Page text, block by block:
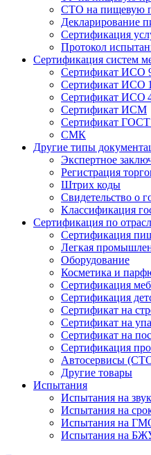
СТО на пищевую
Декларирование
Сертификация
Протокол
Сертификация систем
Сертификат ИСО
Сертификат ИСО
Сертификат ИСО
Сертификат ИСМ
Сертификат ГОСТ
СМК
Другие типы
Экспертное
Регистрация
Штрих коды
Свидетельство о
Классификация
Сертификация по
Сертификация
Легкая
Оборудование
Косметика и
Сертификация
Сертификация
Сертификат на
Сертификат на
Сертификат на
Сертификация
Автосервисы
Другие товары
Испытания
Испытания на
Испытания на
Испытания на
Испытания на